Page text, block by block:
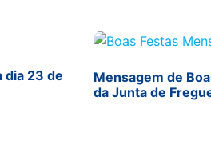
dia 23 de
Mensagem de
da Junta de